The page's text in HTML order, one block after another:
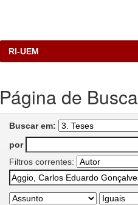
RI-UEM
Página de Busca
Buscar em:
por
Filtros correntes: